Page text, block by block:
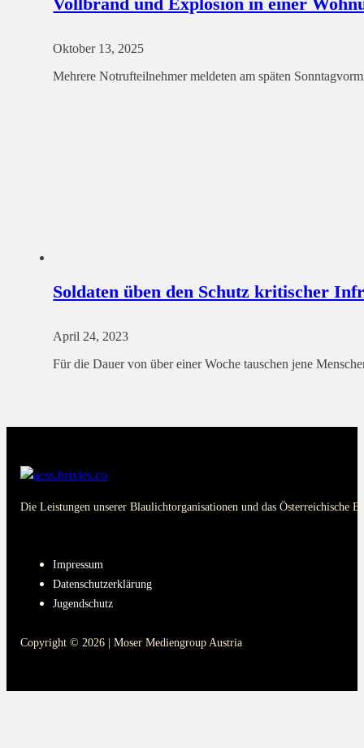
Vollbrand und Explosion in einer
Oktober 13, 2025
Mehrere Notrufteilnehmer meldeten am späten
Soldaten üben den Schutz kritischer
April 24, 2023
Für die Dauer von über einer Woche tauschen jene
Die Leistungen unserer Blaulichtorganisationen und das Österreichische
Impressum
Datenschutzerklärung
Jugendschutz
Copyright © 2026 | Moser Mediengroup Austria